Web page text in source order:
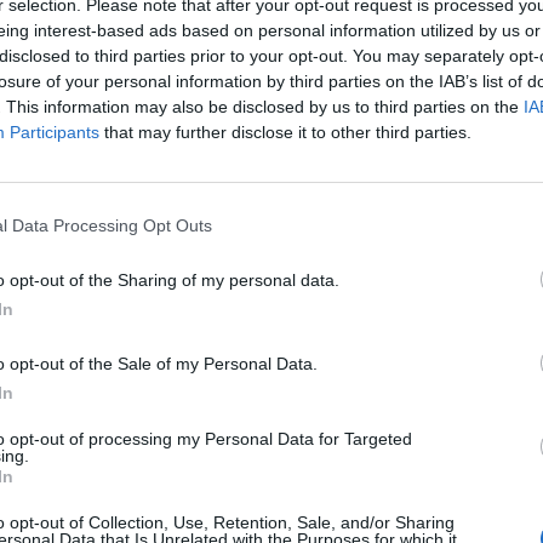
selection. Please note that after your opt-out request is processed
interest-based ads based on personal information utilized by us
to third parties prior to your opt-out. You may separately
of your personal information by third parties on the IAB’s list of
This information may also be disclosed by us to third parties on the
Participants that may further disclose it to other third parties.
Data Processing Opt Outs
opt-out of the Sharing of my personal data.
opt-out of the Sale of my Personal Data.
opt-out of processing my Personal Data for Targeted
opt-out of Collection, Use, Retention, Sale, and/or Sharing
Data that Is Unrelated with the Purposes for which it
συνήθεια στην αλλαγή: Tο Xperia 10 VII
το σχεδιαστικό μοτίβο της Sony
κανείς διαδοχικά μοντέλα της σειράς Xperia 10, δύσκολα θα
Note 15 Pro και Pro+: Επεξεργαστές
κορυφαία φωτεινότητα και
2
που έρχονται να συνεχίσουν τη δημοφιλή παράδοση ...